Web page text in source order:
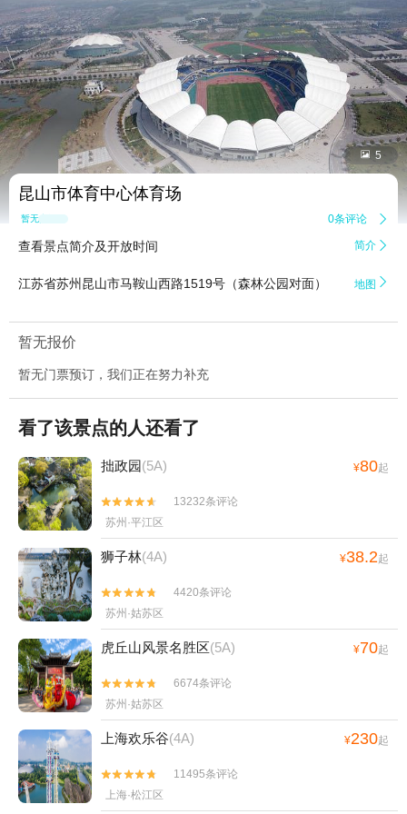
 5
昆山市体育中心体育场
暂无点评 0条评论 
查看景点简介及开放时间 简介 
江苏省苏州昆山市马鞍山西路1519号（森林公园对面） 地图 
暂无报价
暂无门票预订，我们正在努力补充
看了该景点的人还看了
拙政园(5A) ¥80起


13232条评论
苏州·平江区
狮子林(4A) ¥38.2起


4420条评论
苏州·姑苏区
虎丘山风景名胜区(5A) ¥70起


6674条评论
苏州·姑苏区
上海欢乐谷(4A) ¥230起


11495条评论
上海·松江区
